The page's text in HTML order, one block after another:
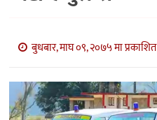
बाणिज्य
भिडियो
सिफारिस
बुधबार, माघ ०९, २०७५ मा प्रकाशित